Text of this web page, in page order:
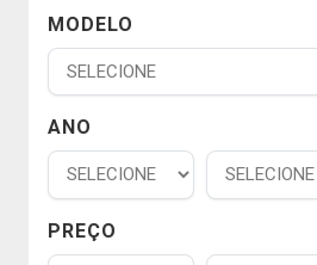
MODELO
ANO
PREÇO